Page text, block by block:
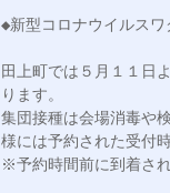
◆新型コロナウイルス
田上町では５月１１日
ります。
集団接種は会場消毒や
様には予約された受付
※予約時間前に到着さ